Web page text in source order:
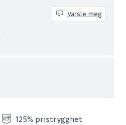
Varsle meg
125% pristrygghet